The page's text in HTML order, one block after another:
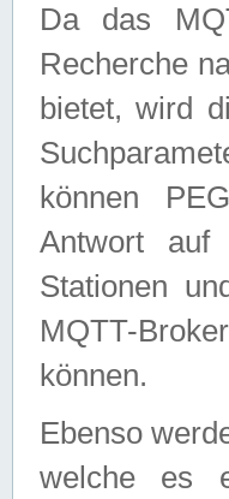
Da das
Recherche
bietet, wird
können
Antwort auf
Stationen
MQTT-
können.
Ebenso
welche es